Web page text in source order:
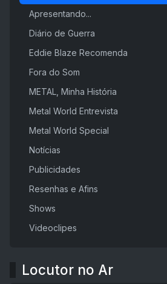
Apresentando...
Diário de Guerra
Eddie Blaze Recomenda
Fora do Som
METAL, Minha História
Metal World Entrevista
Metal World Special
Notícias
Publicidades
Resenhas e Afins
Shows
Videoclipes
Locutor no Ar